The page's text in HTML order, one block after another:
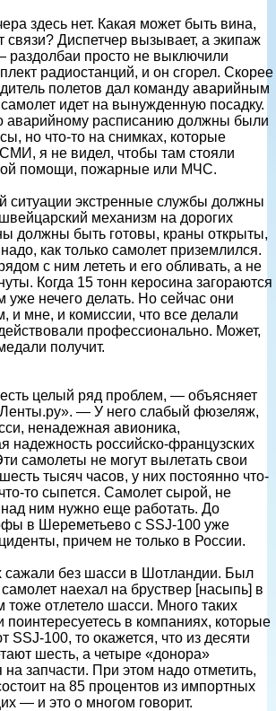
здесь нет. Какая может быть вина,
связи? Диспетчер вызывает, а экипаж
раздолбаи просто не выключили
радиостанций, и он сгорел. Скорее
полетов дал команду аварийным
идет на вынужденную посадку.
аварийному расписанию должны были
но что-то на снимках, которые
я не видел, чтобы там стояли
помощи, пожарные или МЧС.
ситуации экстренные службы должны
механизм на дорогих
должны быть готовы, краны открыты,
как только самолет приземлился.
с ним лететь и его обливать, а не
Когда 15 тонн керосина загораются
уже нечего делать. Но сейчас они
и мне, и комиссии, что все делали
профессионально. Может,
получит.
целый ряд проблем, — объясняет
— У него слабый фюзеляж,
ненадежная авионика,
надежность российско-французских
самолеты не могут вылетать свои
тысяч часов, у них постоянно что-
то сыпется. Самолет сырой, не
ним нужно еще работать. До
в Шереметьево с SSJ-100 уже
причем не только в России.
сажали без шасси в Шотландии. Был
самолет наехал на бруствер [насыпь] в
тоже отлетело шасси. Много таких
поинтересуетесь в компаниях, которые
SSJ-100, то окажется, что из десяти
шесть, а четыре «донора»
на запчасти. При этом надо отметить,
на 85 процентов из импортных
— и это о многом говорит.